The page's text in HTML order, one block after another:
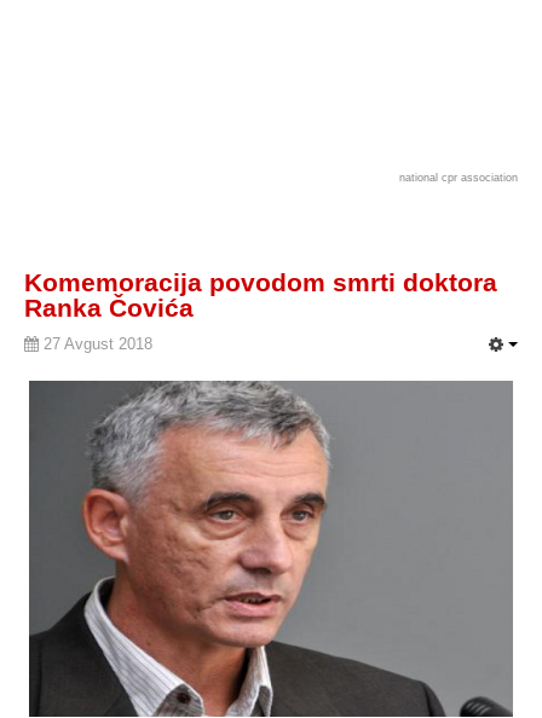
national cpr association
Komemoracija povodom smrti doktora
Ranka Čovića
27 Avgust 2018